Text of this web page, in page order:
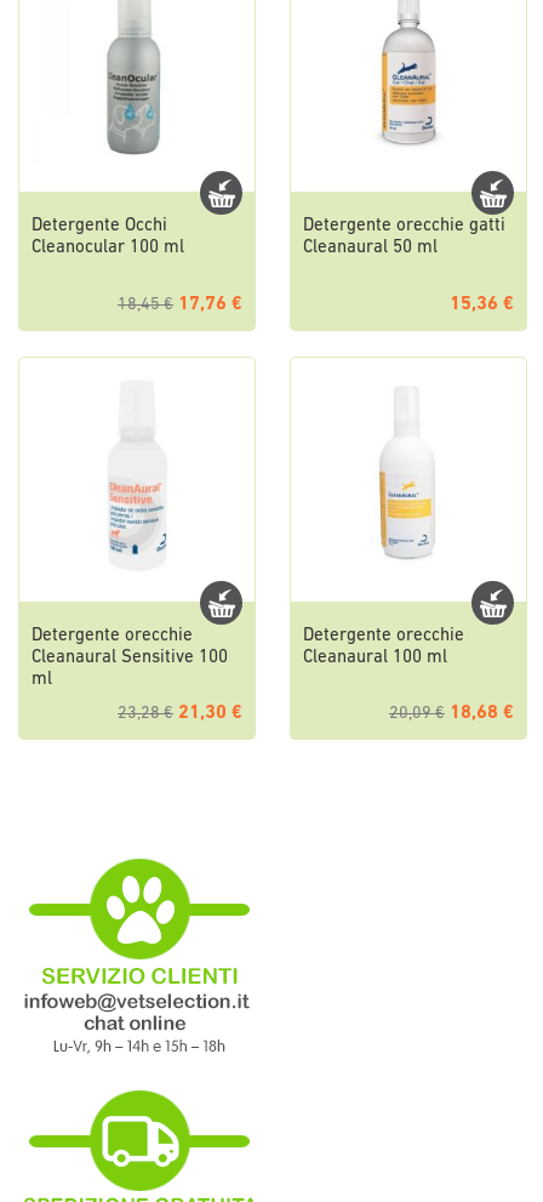
Detergente Occhi
Cleanocular 100 ml
18,45 € 17,76 €
Detergente orecchie gatti
Cleanaural 50 ml
15,36 €
Detergente orecchie
Cleanaural Sensitive 100
ml
23,28 € 21,30 €
Detergente orecchie
Cleanaural 100 ml
20,09 € 18,68 €